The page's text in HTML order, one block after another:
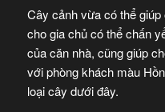
Cây cảnh vừa có thể
cho gia chủ có thể chấn
của căn nhà, cũng giúp
với phòng khách màu
loại cây dưới đây.